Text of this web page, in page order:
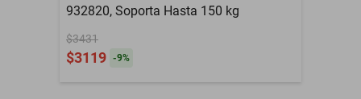
932820, Soporta Hasta 150 kg
$3431
$3119 -9%